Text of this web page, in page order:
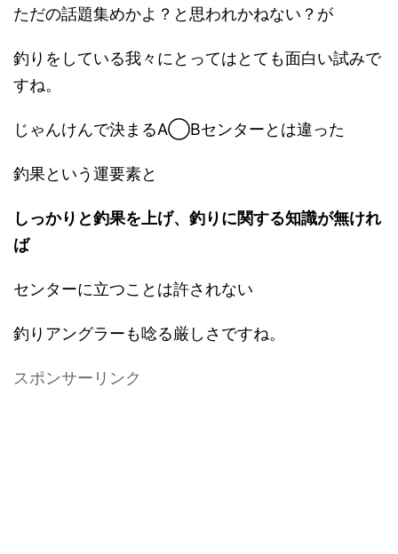
ただの話題集めかよ？と思われかねない？が
釣りをしている我々にとってはとても面白い試みで
すね。
じゃんけんで決まるA◯Bセンターとは違った
釣果という運要素と
しっかりと釣果を上げ、釣りに関する知識が無けれ
ば
センターに立つことは許されない
釣りアングラーも唸る厳しさですね。
スポンサーリンク